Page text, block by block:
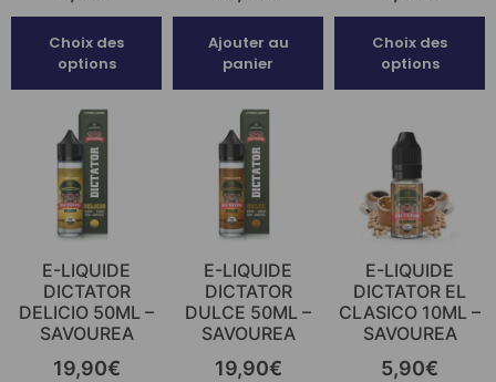
Choix des
options
Ajouter au
panier
Choix des
options
E-LIQUIDE
DICTATOR
DELICIO 50ML –
SAVOUREA
19,90€
E-LIQUIDE
DICTATOR
DULCE 50ML –
SAVOUREA
19,90€
E-LIQUIDE
DICTATOR EL
CLASICO 10ML –
SAVOUREA
5,90€